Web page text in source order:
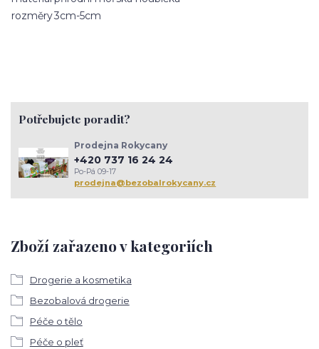
rozměry3cm-5cm
Zboží zařazeno v kategoriích
Drogerie a kosmetika
Bezobalová drogerie
Péče o tělo
Péče o pleť
Potřebujete poradit?
Prodejna Rokycany
+420 737 16 24 24
Po-Pá 09-17
prodejna@bezobalrokycany.cz